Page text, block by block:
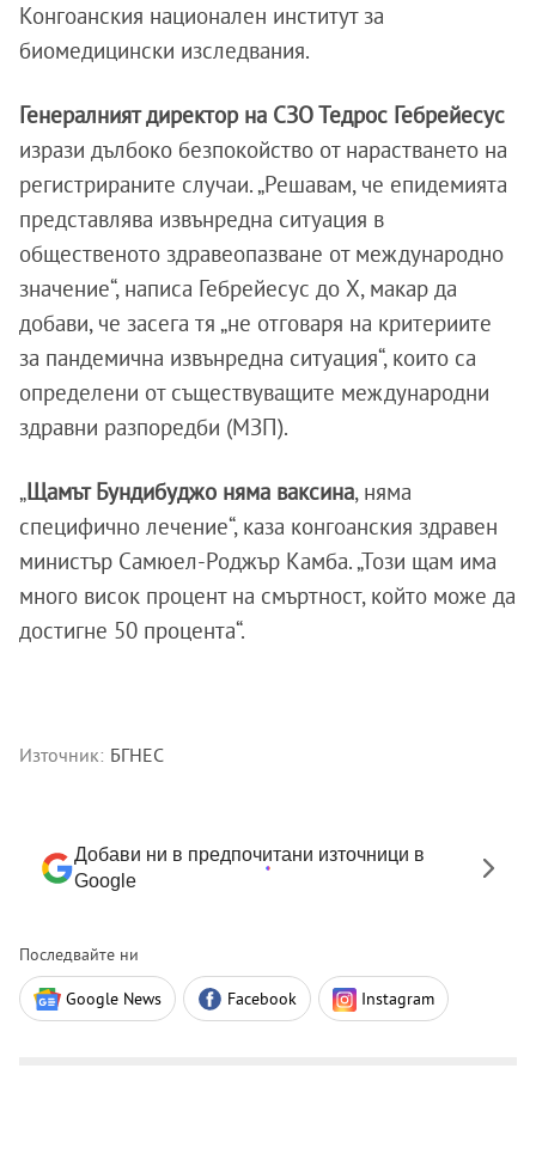
Конгоанския национален институт за
биомедицински изследвания.
Генералният директор на СЗО Тедрос Гебрейесус
изрази дълбоко безпокойство от нарастването на
регистрираните случаи. „Решавам, че епидемията
представлява извънредна ситуация в
общественото здравеопазване от международно
значение“, написа Гебрейесус до X, макар да
добави, че засега тя „не отговаря на критериите
за пандемична извънредна ситуация“, които са
определени от съществуващите международни
здравни разпоредби (МЗП).
„Щамът Бундибуджо няма ваксина, няма
специфично лечение“, каза конгоанския здравен
министър Самюел-Роджър Камба. „Този ​​щам има
много висок процент на смъртност, който може да
достигне 50 процента“.
Източник: БГНЕС
Добави ни в предпочитани източници в
Google
Последвайте ни
Google News Facebook Instagram